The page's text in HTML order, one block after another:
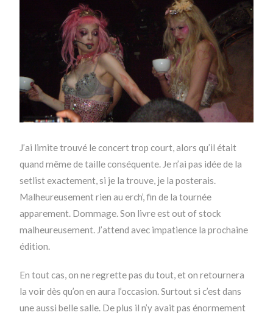
J’ai limite trouvé le concert trop court, alors qu’il était
quand même de taille conséquente. Je n’ai pas idée de la
setlist exactement, si je la trouve, je la posterais.
Malheureusement rien au erch’, fin de la tournée
apparement. Dommage. Son livre est out of stock
malheureusement. J’attend avec impatience la prochaine
édition.
En tout cas, on ne regrette pas du tout, et on retournera
la voir dès qu’on en aura l’occasion. Surtout si c’est dans
une aussi belle salle. De plus il n’y avait pas énormement